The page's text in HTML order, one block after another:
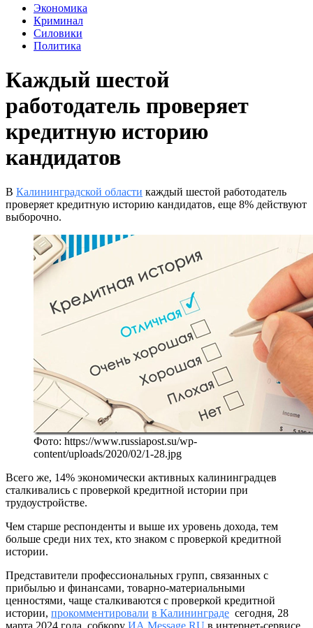
Экономика
Криминал
Силовики
Политика
Каждый шестой
работодатель проверяет
кредитную историю
кандидатов
В Калининградской области каждый шестой работодатель
проверяет кредитную историю кандидатов, еще 8% действуют
выборочно.
Фото: https://www.russiapost.su/wp-
content/uploads/2020/02/1-28.jpg
Всего же, 14% экономически активных калининградцев
сталкивались с проверкой кредитной истории при
трудоустройстве.
Чем старше респонденты и выше их уровень дохода, тем
больше среди них тех, кто знаком с проверкой кредитной
истории.
Представители профессиональных групп, связанных с
прибылью и финансами, товарно-материальными
ценностями, чаще сталкиваются с проверкой кредитной
истории, прокомментировали в Калининграде сегодня, 28
марта 2024 года, собкору ИА Message RU в интернет-сервисе